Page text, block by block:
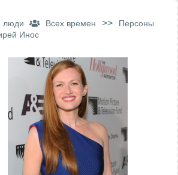
люди Всех времен >> Персоны
Инос